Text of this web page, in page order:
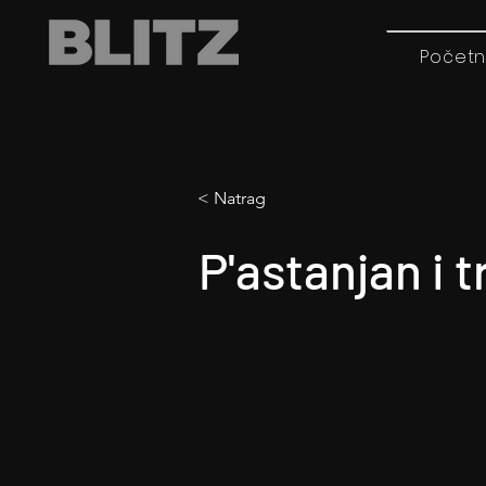
< Natrag
P'astanjan i